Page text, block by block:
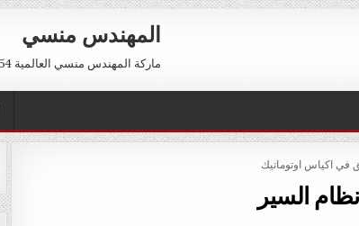
المهندس منسي
ماركة المهندس منسي العالمية 01211116954 – 01211116956 – 01211116958
في اكياس اوتوماتيك
السير